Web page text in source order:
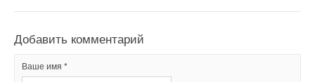
Добавить комментарий
Ваше имя *